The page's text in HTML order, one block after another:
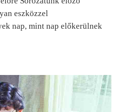
eszközzel
nap, mint nap előkerülnek